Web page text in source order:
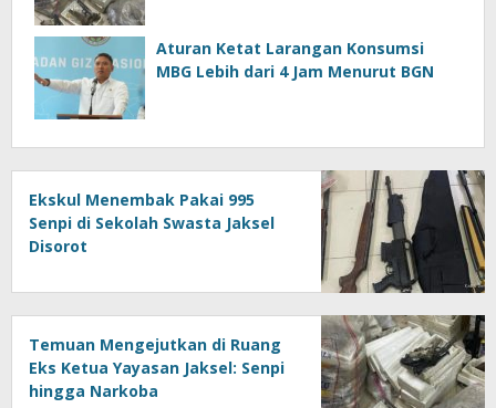
Aturan Ketat Larangan Konsumsi
MBG Lebih dari 4 Jam Menurut BGN
Ekskul Menembak Pakai 995
Senpi di Sekolah Swasta Jaksel
Disorot
Temuan Mengejutkan di Ruang
Eks Ketua Yayasan Jaksel: Senpi
hingga Narkoba